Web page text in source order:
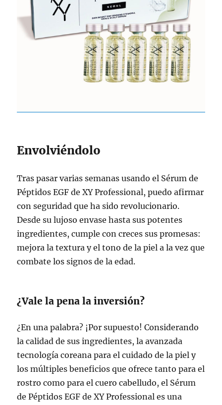
Envolviéndolo
Tras pasar varias semanas usando el Sérum de
Péptidos EGF de XY Professional, puedo afirmar
con seguridad que ha sido revolucionario.
Desde su lujoso envase hasta sus potentes
ingredientes, cumple con creces sus promesas:
mejora la textura y el tono de la piel a la vez que
combate los signos de la edad.
¿Vale la pena la inversión?
¿En una palabra? ¡Por supuesto! Considerando
la calidad de sus ingredientes, la avanzada
tecnología coreana para el cuidado de la piel y
los múltiples beneficios que ofrece tanto para el
rostro como para el cuero cabelludo, el Sérum
de Péptidos EGF de XY Professional es una